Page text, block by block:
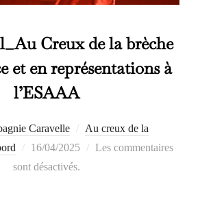
Creux de la brèche
et en représentations à
l’ESAAA
Caravelle
Au creux de la
Publié
le
16/04/2025
Les commentaires
sont désactivés.